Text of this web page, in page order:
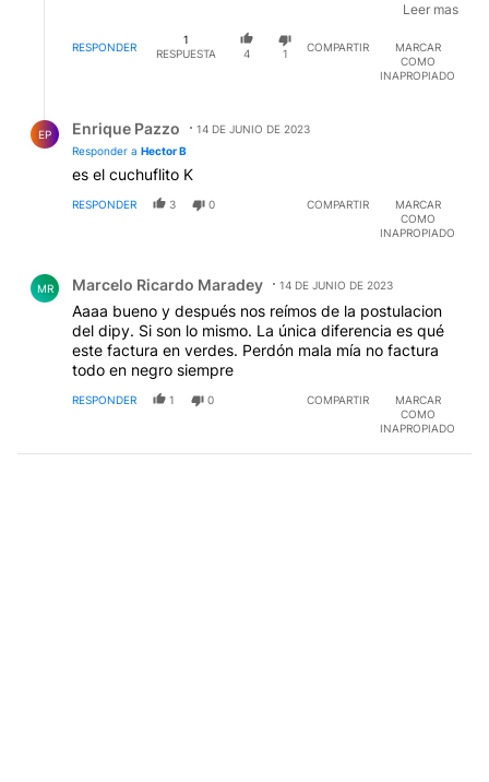
ACTITUD MAS QUE SU PROPIA INUTILIDAD. Y SI,
POSEEDOR DE UNA INCONSCIENCIA QUE LO
TRANSFORMA CASI EN UN INIMPUTABLE... EN QUE
CLOACAS" DEBIERON BAUTIZARA LA GAVILLA..
EDITADO
Leer mas
RESPONDER
1
RESPUESTA
4 1
COMPARTIR
MARCAR
COMO
INAPROPIADO
EP Enrique Pazzo
14 DE JUNIO DE 2023
Responder a Hector B
es el cuchuflito K
RESPONDER 3 0 COMPARTIR
MARCAR
COMO
INAPROPIADO
MR Marcelo Ricardo Maradey 14 DE JUNIO DE 2023
Aaaa bueno y después nos reímos de la postulacion
del dipy. Si son lo mismo. La única diferencia es qué
este factura en verdes. Perdón mala mía no factura
todo en negro siempre
RESPONDER 1 0 COMPARTIR
MARCAR
COMO
INAPROPIADO